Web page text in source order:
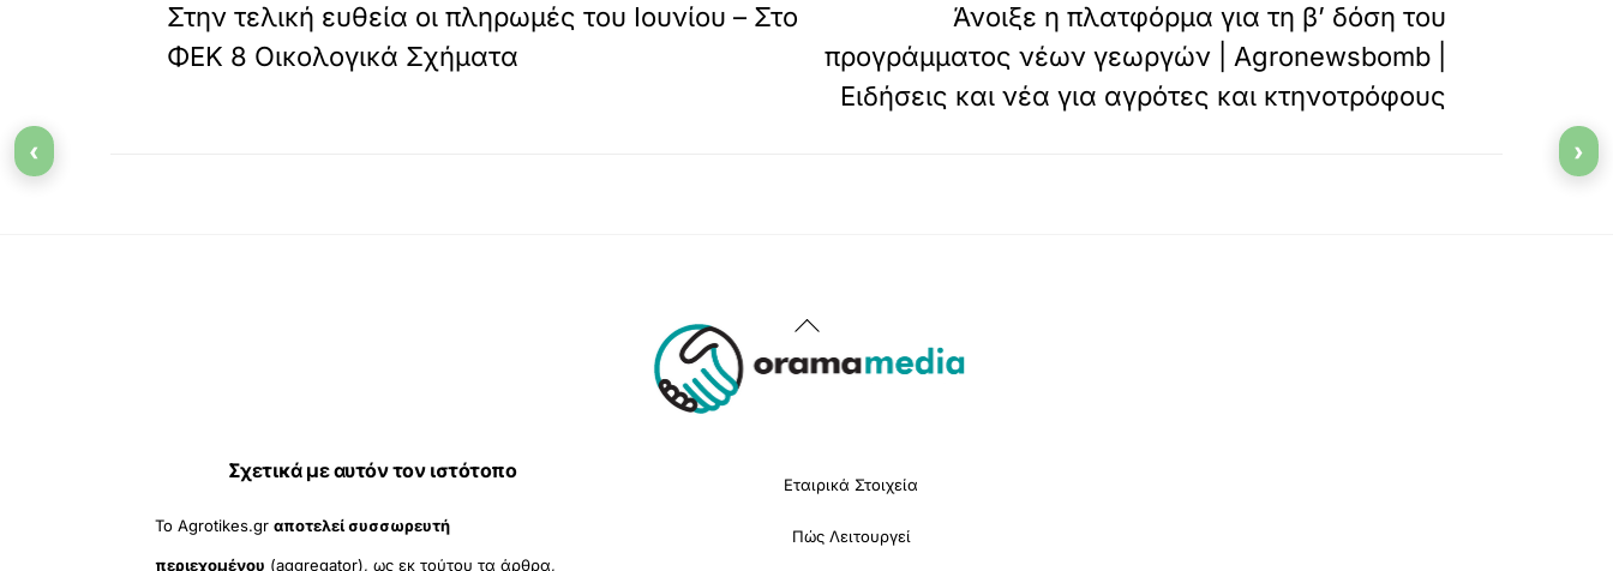
Στην τελική ευθεία οι πληρωμές του Ιουνίου – Στο
ΦΕΚ 8 Οικολογικά Σχήματα
Άνοιξε η πλατφόρμα για τη β’ δόση του
προγράμματος νέων γεωργών | Agronewsbomb |
Ειδήσεις και νέα για αγρότες και κτηνοτρόφους
Back
To
Σχετικά με αυτόν τον ιστότοπο
Το Agrotikes.grαποτελεί συσσωρευτή
περιεχομένου (aggregator), ως εκ τούτου τα άρθρα,
Εταιρικά Στοιχεία
Πώς Λειτουργεί
‹ ›